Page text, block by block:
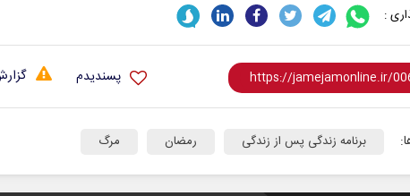
:
پسندیدم
برنامه زندگی پس از زندگی رمضان مرگ